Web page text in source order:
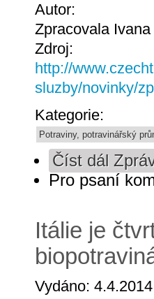
Autor:
Zpracovala
Zdroj:
http://
sluzby/novinky/
Kategorie:
Potraviny, potravinářský
Číst dál
Pro psaní
Itálie je
Vydáno: 4.4.2014